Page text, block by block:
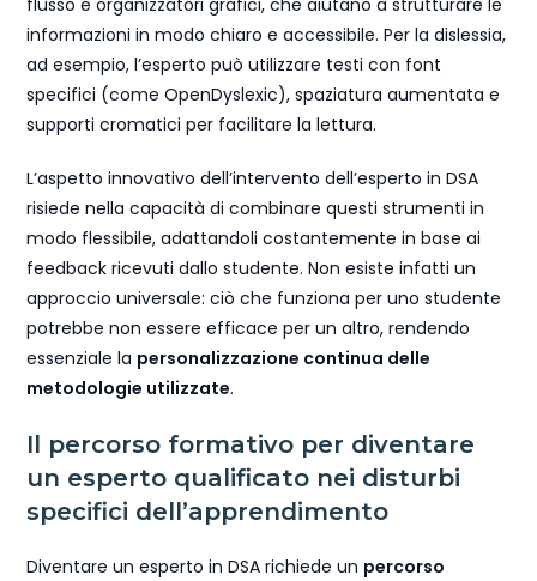
flusso e organizzatori grafici, che aiutano a strutturare le
informazioni in modo chiaro e accessibile. Per la dislessia,
ad esempio, l’esperto può utilizzare testi con font
specifici (come OpenDyslexic), spaziatura aumentata e
supporti cromatici per facilitare la lettura.
L’aspetto innovativo dell’intervento dell’esperto in DSA
risiede nella capacità di combinare questi strumenti in
modo flessibile, adattandoli costantemente in base ai
feedback ricevuti dallo studente. Non esiste infatti un
approccio universale: ciò che funziona per uno studente
potrebbe non essere efficace per un altro, rendendo
essenziale la personalizzazione continua delle
metodologie utilizzate.
Il percorso formativo per diventare
un esperto qualificato nei disturbi
specifici dell’apprendimento
Diventare un esperto in DSA richiede un percorso